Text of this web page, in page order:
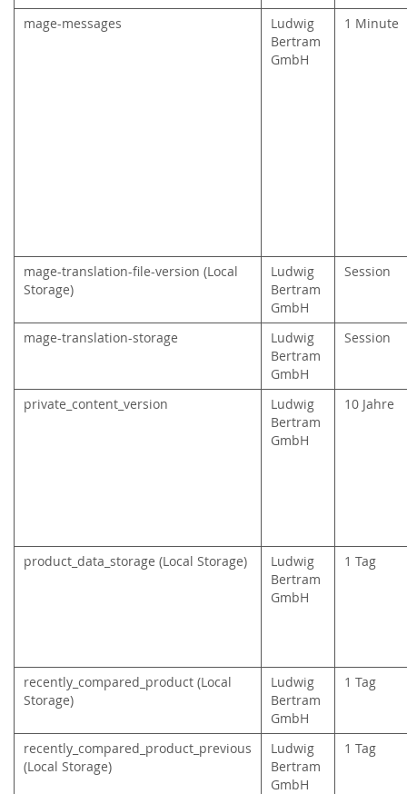
mage-messages
Ludwig
Bertram
GmbH
1 Minute
mage-translation-file-version (Local
Storage)
Ludwig
Bertram
GmbH
Session
mage-translation-storage
Ludwig
Bertram
GmbH
Session
private_content_version
Ludwig
Bertram
GmbH
10 Jahre
product_data_storage (Local Storage)
Ludwig
Bertram
GmbH
1 Tag
recently_compared_product (Local
Storage)
Ludwig
Bertram
GmbH
1 Tag
recently_compared_product_previous
(Local Storage)
Ludwig
Bertram
GmbH
1 Tag